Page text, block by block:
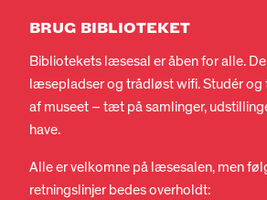
BRUG BIBLIOTEKET
Bibliotekets læsesal er åben for alle.
læsepladser og trådløst wifi. Studér og
af museet – tæt på samlinger,
have.
Alle er velkomne på læsesalen, men
retningslinjer bedes overholdt: